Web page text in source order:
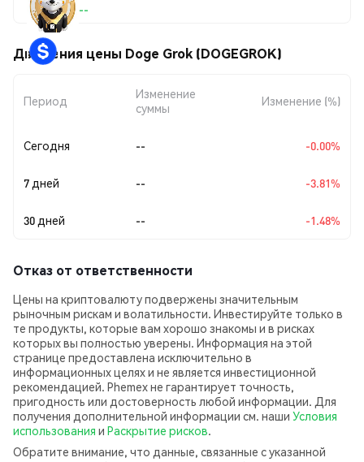
--
Движения цены Doge Grok (DOGEGROK)
Период
Изменение
суммы
Изменение (%)
Сегодня -- -0.00%
7 дней -- -3.81%
30 дней -- -1.48%
Отказ от ответственности
Цены на криптовалюту подвержены значительным
рыночным рискам и волатильности. Инвестируйте только в
те продукты, которые вам хорошо знакомы и в рисках
которых вы полностью уверены. Информация на этой
странице предоставлена исключительно в
информационных целях и не является инвестиционной
рекомендацией. Phemex не гарантирует точность,
пригодность или достоверность любой информации. Для
получения дополнительной информации см. наши Условия
использования и Раскрытие рисков.
Обратите внимание, что данные, связанные с указанной